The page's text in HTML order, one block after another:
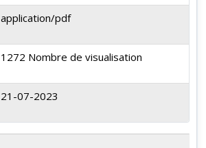
application/pdf
1272 Nombre de visualisation
21-07-2023